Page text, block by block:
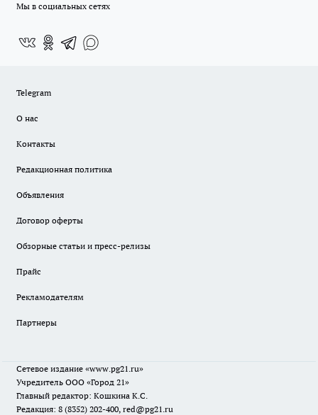
Мы в социальных сетях
Telegram
О нас
Контакты
Редакционная политика
Объявления
Договор оферты
Обзорные статьи и пресс-релизы
Прайс
Рекламодателям
Партнеры
Сетевое издание «www.pg21.ru»
Учредитель ООО «Город 21»
Главный редактор: Кошкина К.С.
Редакция: 8 (8352) 202-400, red@pg21.ru